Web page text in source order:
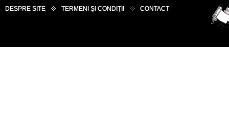
DESPRE SITE TERMENI ŞI CONDIŢII CONTACT